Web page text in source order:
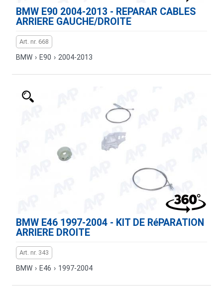
BMW E90 2004-2013 - REPARAR CABLES
ARRIERE GAUCHE/DROITE
Art. nr. 668
BMW › E90 › 2004-2013
BMW E46 1997-2004 - KIT DE RéPARATION
ARRIERE DROITE
Art. nr. 343
BMW › E46 › 1997-2004